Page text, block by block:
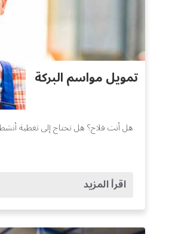
تمويل مواسم البركة
هل أنت فلاح؟ هل تحتاج إلى تغطية
اقرأ المزيد